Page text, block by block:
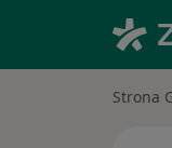
Strona